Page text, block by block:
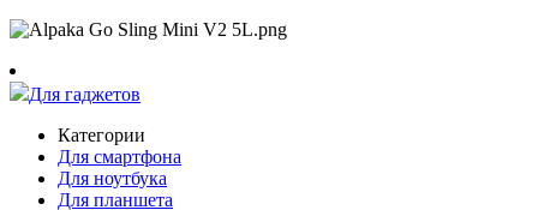
Для гаджетов
Категории
Для смартфона
Для ноутбука
Для планшета